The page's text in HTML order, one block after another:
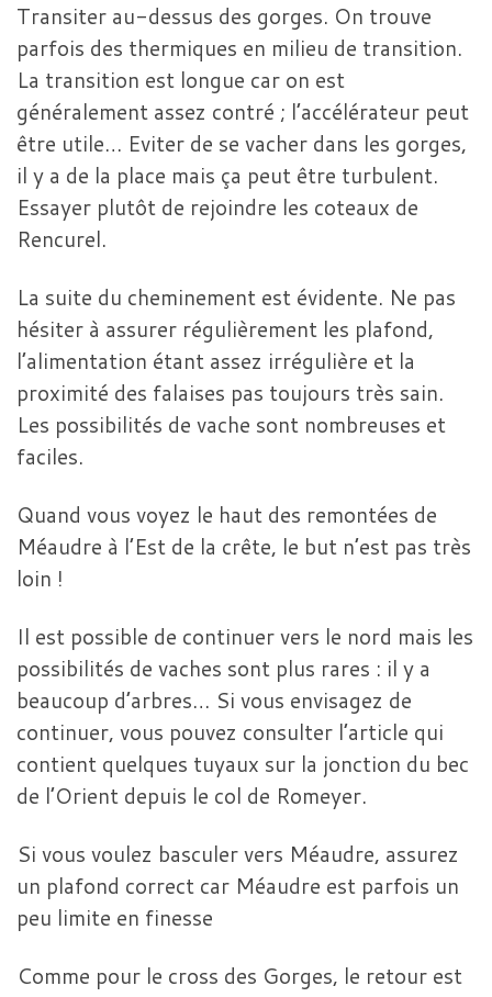
Transiter au-dessus des gorges. On trouve
parfois des thermiques en milieu de transition.
La transition est longue car on est
généralement assez contré ; l’accélérateur peut
être utile… Eviter de se vacher dans les gorges,
il y a de la place mais ça peut être turbulent.
Essayer plutôt de rejoindre les coteaux de
Rencurel.
La suite du cheminement est évidente. Ne pas
hésiter à assurer régulièrement les plafond,
l’alimentation étant assez irrégulière et la
proximité des falaises pas toujours très sain.
Les possibilités de vache sont nombreuses et
faciles.
Quand vous voyez le haut des remontées de
Méaudre à l’Est de la crête, le but n’est pas très
loin !
Il est possible de continuer vers le nord mais les
possibilités de vaches sont plus rares : il y a
beaucoup d’arbres… Si vous envisagez de
continuer, vous pouvez consulter l’article qui
contient quelques tuyaux sur la jonction du bec
de l’Orient depuis le col de Romeyer.
Si vous voulez basculer vers Méaudre, assurez
un plafond correct car Méaudre est parfois un
peu limite en finesse
Comme pour le cross des Gorges, le retour est